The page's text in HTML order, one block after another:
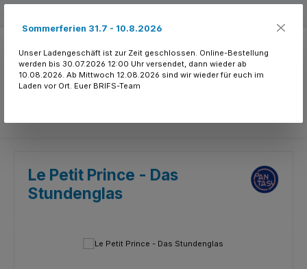
Le Petit Prince - Das
Stundenglas
Bildergalerie überspringen
Sommerferien 31.7 - 10.8.2026
Unser Ladengeschäft ist zur Zeit geschlossen. Online-Bestellung
werden bis 30.07.2026 12:00 Uhr versendet, dann wieder ab
10.08.2026. Ab Mittwoch 12.08.2026 sind wir wieder für euch im
Laden vor Ort. Euer BRIFS-Team